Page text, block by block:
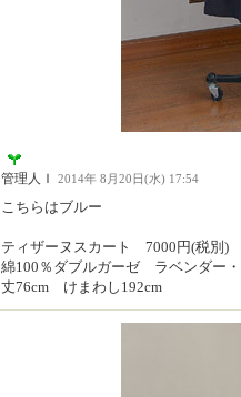
管理人Ｉ 2014年 8月20日(水) 17:54
こちらはブルー
ティザーヌスカート 7000円(税別)
綿100％ダブルガーゼ ラベンダー
丈76cm けまわし192cm